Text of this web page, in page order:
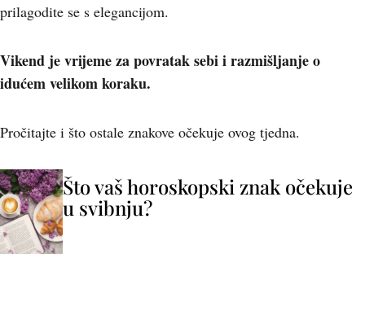
prilagodite se s elegancijom.
Vikend je vrijeme za povratak sebi i razmišljanje o
idućem velikom koraku.
Pročitajte i što ostale znakove očekuje ovog tjedna.
Što vaš horoskopski znak očekuje
u svibnju?